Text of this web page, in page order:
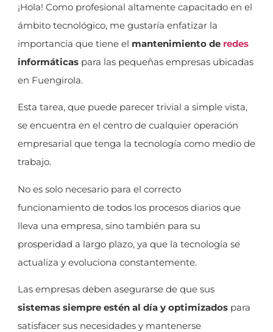
¡Hola! Como profesional altamente capacitado en el
ámbito tecnológico, me gustaría enfatizar la
importancia que tiene el mantenimiento de redes
informáticaspara las pequeñas empresas ubicadas
en Fuengirola.
Esta tarea, que puede parecer trivial a simple vista,
se encuentra en el centro de cualquier operación
empresarial que tenga la tecnología como medio de
trabajo.
No es solo necesario para el correcto
funcionamiento de todos los procesos diarios que
lleva una empresa, sino también para su
prosperidad a largo plazo, ya que la tecnología se
actualiza y evoluciona constantemente.
Las empresas deben asegurarse de que sus
sistemas siempre estén al día y optimizadospara
satisfacer sus necesidades y mantenerse